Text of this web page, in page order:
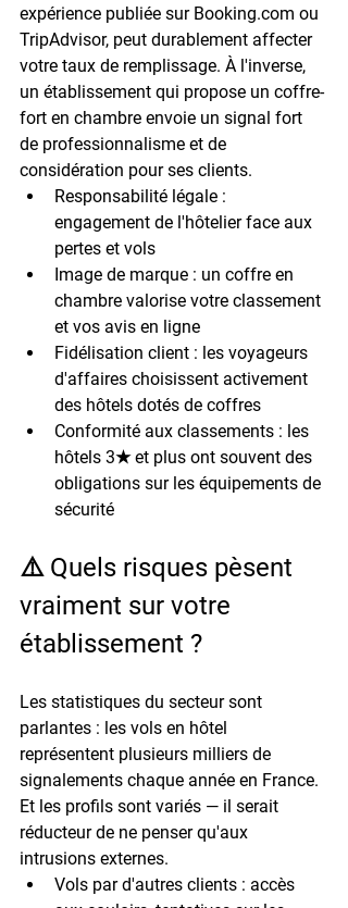
expérience publiée sur Booking.com ou
TripAdvisor, peut durablement affecter
votre taux de remplissage. À l'inverse,
un établissement qui propose un coffre-
fort en chambre envoie un signal fort
de professionnalisme et de
considération pour ses clients.
Responsabilité légale :
engagement de l'hôtelier face aux
pertes et vols
Image de marque : un coffre en
chambre valorise votre classement
et vos avis en ligne
Fidélisation client : les voyageurs
d'affaires choisissent activement
des hôtels dotés de coffres
Conformité aux classements : les
hôtels 3★ et plus ont souvent des
obligations sur les équipements de
sécurité
⚠️ Quels risques pèsent
vraiment sur votre
établissement ?
Les statistiques du secteur sont
parlantes : les vols en hôtel
représentent plusieurs milliers de
signalements chaque année en France.
Et les profils sont variés — il serait
réducteur de ne penser qu'aux
intrusions externes.
Vols par d'autres clients : accès